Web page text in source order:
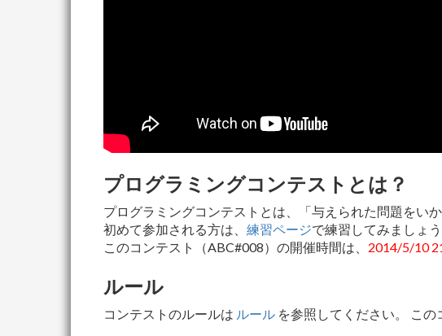
プログラミングコンテストとは？
プログラミングコンテストとは、「与えられた問題をい
初めて参加される方は、 練習ページで練習してみましょう
このコンテスト（ABC#008）の開催時間は、 2014/5/10
ルール
コンテストのルールは ルール を参照してください。 こ